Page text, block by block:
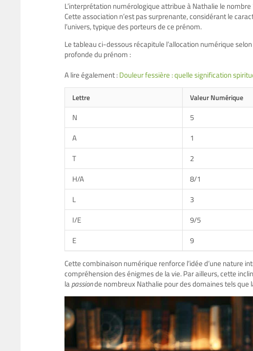
L’interprétation numérologique attribue à Nathalie le nombre
Cette association n’est pas surprenante, considérant le
l’univers, typique des porteurs de ce prénom.
Le tableau ci-dessous récapitule l’allocation numérique
profonde du prénom :
A lire également :Douleur fessière : quelle signification
Lettre Valeur Numérique
N
5
A
1
T
2
H/A
8/1
L
3
I/E
9/5
E
9
Cette combinaison numérique renforce l’idée d’une nature
compréhension des énigmes de la vie. Par ailleurs, cette
lapassionde nombreux Nathalie pour des domaines tels que